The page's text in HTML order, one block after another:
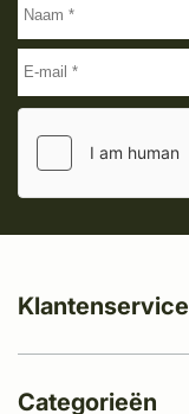
Klantenservice
Categorieën